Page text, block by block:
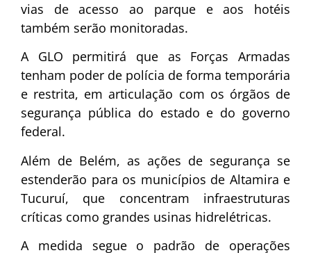
vias de acesso ao parque e aos hotéis
também serão monitoradas.
A GLO permitirá que as Forças Armadas
tenham poder de polícia de forma temporária
e restrita, em articulação com os órgãos de
segurança pública do estado e do governo
federal.
Além de Belém, as ações de segurança se
estenderão para os municípios de Altamira e
Tucuruí, que concentram infraestruturas
críticas como grandes usinas hidrelétricas.
A medida segue o padrão de operações